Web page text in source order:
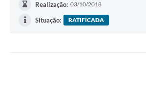
Realização: 03/10/2018
Situação: RATIFICADA